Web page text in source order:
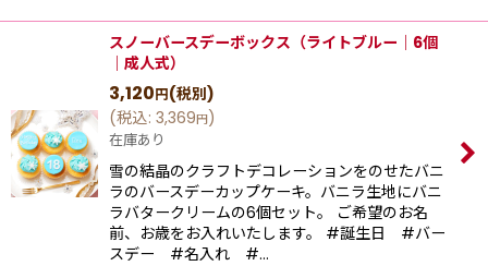
スノーバースデーボックス（ライトブルー｜6個
｜成人式）
3,120円(税別)
(税込: 3,369円)
在庫あり
雪の結晶のクラフトデコレーションをのせたバニ
ラのバースデーカップケーキ。バニラ生地にバニ
ラバタークリームの6個セット。 ご希望のお名
前、お歳をお入れいたします。 #誕生日 #バー
スデー #名入れ #…